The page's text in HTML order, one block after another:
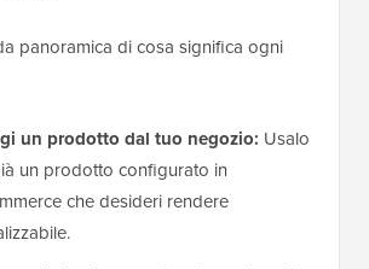
panoramica di cosa significa ogni
un prodotto dal tuo negozio: Usalo
un prodotto configurato in
che desideri rendere